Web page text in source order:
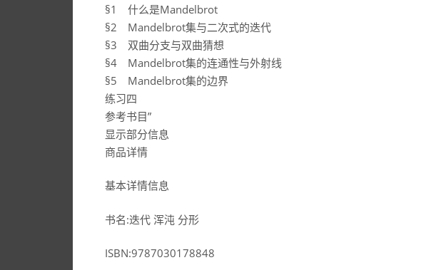
§1 什么是Mandelbrot
§2 Mandelbrot集与二次式的迭代
§3 双曲分支与双曲猜想
§4 Mandelbrot集的连通性与外射线
§5 Mandelbrot集的边界
练习四
参考书目”
显示部分信息
商品详情
基本详情信息
书名:迭代 浑沌 分形
ISBN:9787030178848